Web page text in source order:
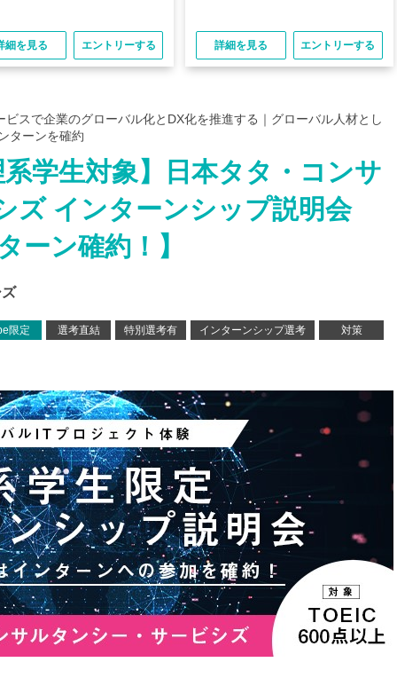
細を見る エントリーする 詳細を見る エントリーする
スで企業のグローバル化とDX化を推進する｜グローバル人材とし
ターンを確約
学生対象】日本タタ・コンサ
ズ インターンシップ説明会
ーン確約！】
限定 選考直結 特別選考有 インターンシップ選考 対策